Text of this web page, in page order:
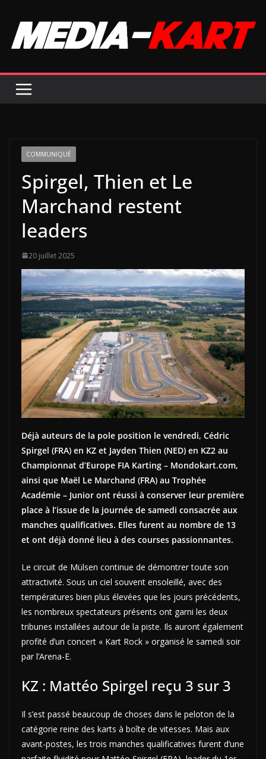
contenu
COMMUNIQUÉ
Spirgel, Thien et Le
Marchand restent
leaders
20 juillet 2025
Déjà auteurs de la pole position le vendredi, Cédric
Spirgel (FRA) en KZ et Jayden Thien (NED) en KZ2 au
Championnat d’Europe FIA Karting – Mondokart.com,
ainsi que Maël Le Marchand (FRA) au Trophée
Académie – Junior ont réussi à conserver leur première
place à l’issue de la journée de samedi consacrée aux
manches qualificatives. Elles furent au nombre de 13
et ont déjà donné lieu à des courses passionnantes.
Le circuit de Mülsen continue de démontrer toute son
attractivité. Sous un ciel souvent ensoleillé, avec des
températures bien plus élevées que les jours précédents,
les nombreux spectateurs présents ont garni les deux
tribunes installées autour de la piste. Ils auront également
profité d’un concert « Kart Rock » organisé le samedi soir
par l’Arena-E.
KZ : Mattéo Spirgel reçu 3 sur 3
Il s’est passé beaucoup de choses dans le peloton de la
catégorie reine des karts à boîte de vitesses. Mais aux
avant-postes, les trois manches qualificatives furent d’une